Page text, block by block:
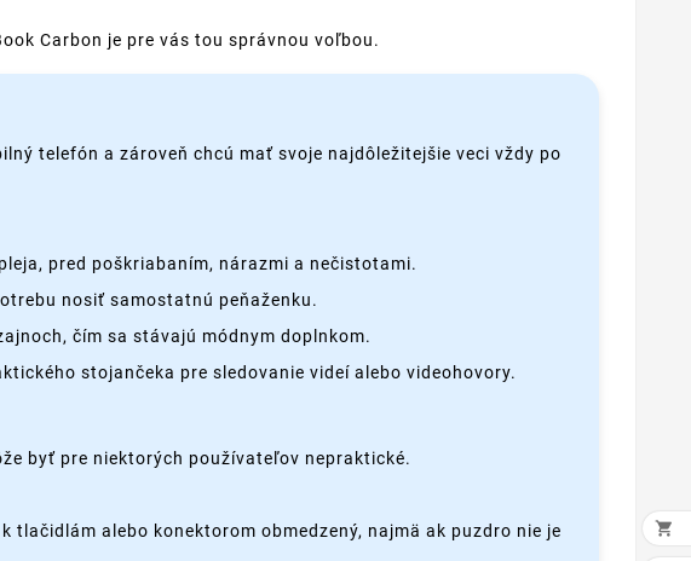
Carbon je pre vás tou správnou voľbou.
telefón a zároveň chcú mať svoje najdôležitejšie veci vždy po
pred poškriabaním, nárazmi a nečistotami.
nosiť samostatnú peňaženku.
čím sa stávajú módnym doplnkom.
stojančeka pre sledovanie videí alebo videohovory.
byť pre niektorých používateľov nepraktické.
alebo konektorom obmedzený, najmä ak puzdro nie je
